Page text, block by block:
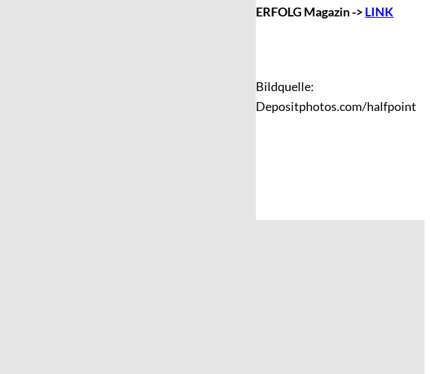
ERFOLG Magazin ->LINK
Bildquelle:
Depositphotos.com/halfpoint